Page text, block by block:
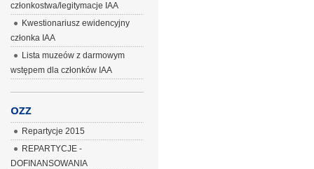
członkostwa/legitymacje IAA
Kwestionariusz ewidencyjny
członka IAA
Lista muzeów z darmowym
wstępem dla członków IAA
OZZ
Repartycje 2015
REPARTYCJE -
DOFINANSOWANIA